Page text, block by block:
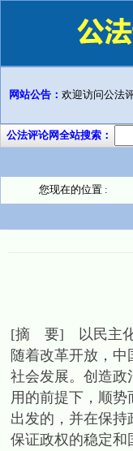
网站公告： 欢迎访问公法
公法评论网全站搜索：
您现在的位置 :
[摘 要] 以民主化
随着改革开放，
社会发展。创造政
用的前提下，顺
出发的，并在保
保证政权的稳定和